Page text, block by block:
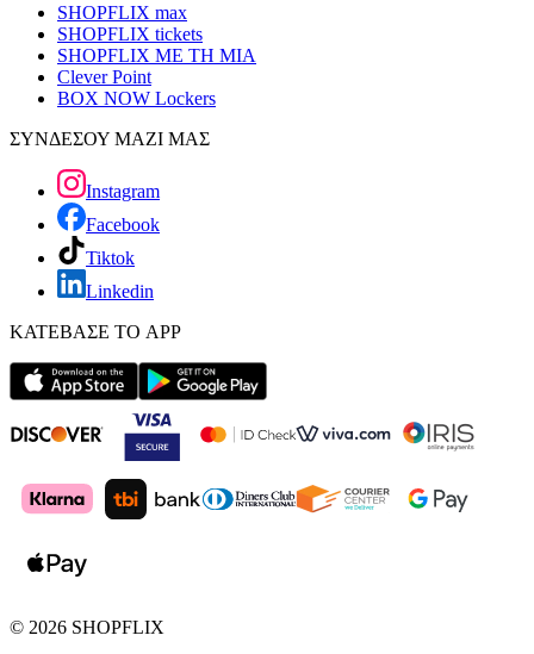
SHOPFLIX max
SHOPFLIX tickets
SHOPFLIX ΜΕ ΤΗ ΜΙΑ
Clever Point
BOX NOW Lockers
ΣΥΝΔΕΣΟΥ ΜΑΖΙ ΜΑΣ
Instagram
Facebook
Tiktok
Linkedin
ΚΑΤΕΒΑΣΕ ΤΟ APP
© 2026 SHOPFLIX